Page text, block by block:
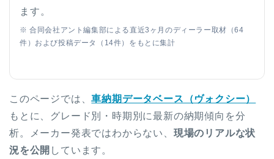
ます。
※ 合同会社アント編集部による直近3ヶ月のディーラー取材（64
件）および投稿データ（14件）をもとに集計
このページでは、車納期データベース（ヴォクシー）
もとに、グレード別・時期別に最新の納期傾向を分
析。メーカー発表ではわからない、 現場のリアルな状
況を公開 しています。